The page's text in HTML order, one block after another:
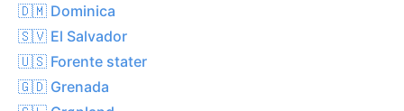
🇩🇲 Dominica
🇸🇻 El Salvador
🇺🇸 Forente stater
🇬🇩 Grenada